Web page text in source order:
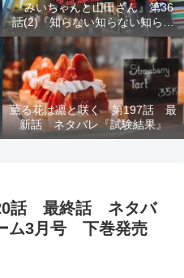
『みいちゃんと山田さん』第36
話(2)『知らない知らない知らな
い』最新話 ネタバレ 犯人確
定 次回最終回
薫る花は凛と咲く 第197話 最
新話 ネタバレ『試験結果』
話 最終話 ネタバ
ム3月号 下巻発売